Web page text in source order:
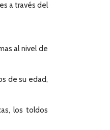
a través del
al nivel de
de su edad,
los toldos